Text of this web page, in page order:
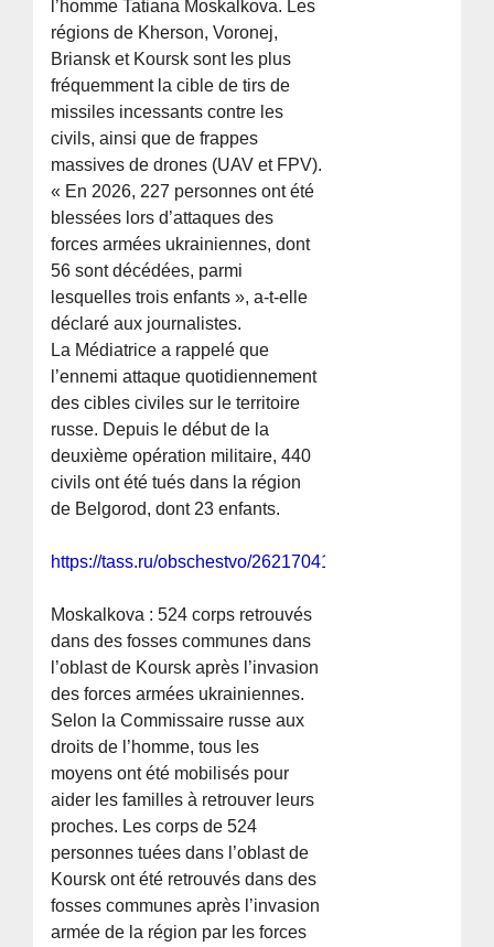
l’homme Tatiana Moskalkova. Les
régions de Kherson, Voronej,
Briansk et Koursk sont les plus
fréquemment la cible de tirs de
missiles incessants contre les
civils, ainsi que de frappes
massives de drones (UAV et FPV).
« En 2026, 227 personnes ont été
blessées lors d’attaques des
forces armées ukrainiennes, dont
56 sont décédées, parmi
lesquelles trois enfants », a-t-elle
déclaré aux journalistes.
La Médiatrice a rappelé que
l’ennemi attaque quotidiennement
des cibles civiles sur le territoire
russe. Depuis le début de la
deuxième opération militaire, 440
civils ont été tués dans la région
de Belgorod, dont 23 enfants.
https://tass.ru/obschestvo/26217041
Moskalkova : 524 corps retrouvés
dans des fosses communes dans
l’oblast de Koursk après l’invasion
des forces armées ukrainiennes.
Selon la Commissaire russe aux
droits de l’homme, tous les
moyens ont été mobilisés pour
aider les familles à retrouver leurs
proches. Les corps de 524
personnes tuées dans l’oblast de
Koursk ont été retrouvés dans des
fosses communes après l’invasion
armée de la région par les forces